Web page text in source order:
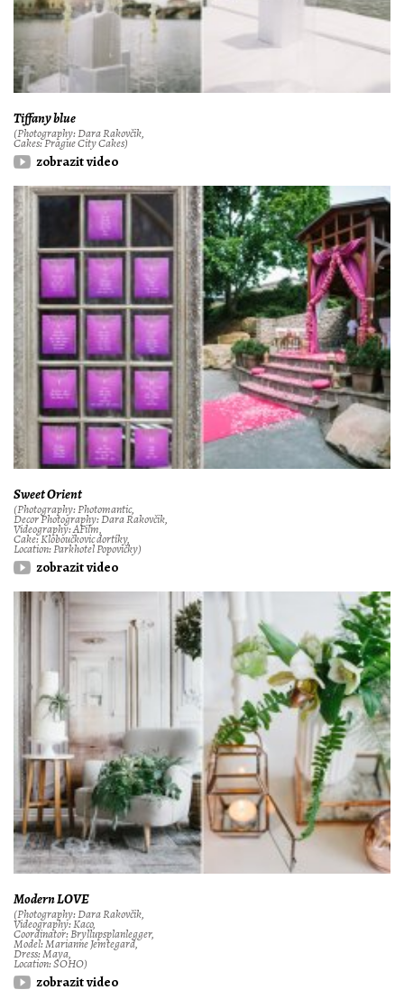
Tiffany blue
(Photography: Dara Rakovčik,
Cakes: Prague City Cakes)
zobrazit video
Sweet Orient
(Photography: Photomantic,
Decor Photography: Dara Rakovčik,
Videography: AFilm,
Cake: Kloboučkovic dortíky,
Location: Parkhotel Popovičky)
zobrazit video
Modern LOVE
(Photography: Dara Rakovčik,
Videography: Kaco,
Coordinator: Bryllupsplanlegger,
Model: Marianne Jemtegard,
Dress: Maya,
Location: SOHO)
zobrazit video